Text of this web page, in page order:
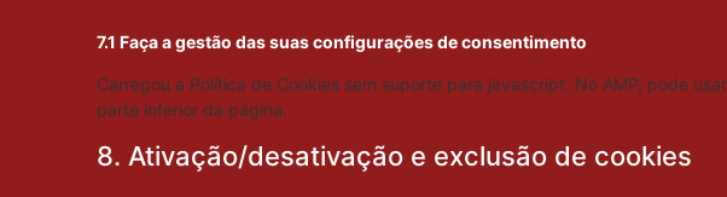
7.1 Faça a gestão das suas configurações de consentimento
Carregou a Política de Cookies sem suporte para javascript. No AMP, pode
parte inferior da página.
8. Ativação/desativação e exclusão de cookies